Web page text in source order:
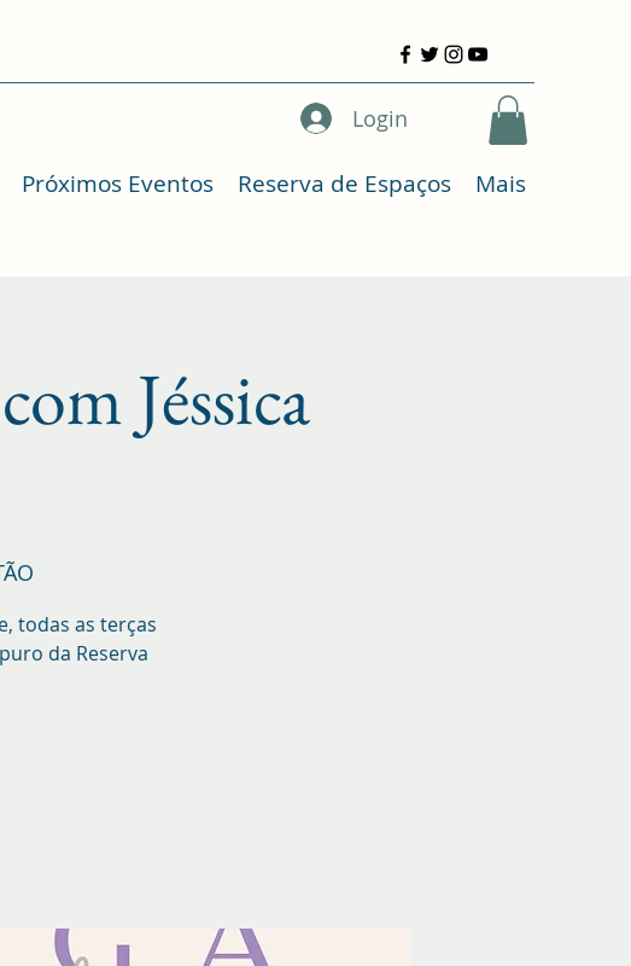
Login
Próximos Eventos Reserva de Espaços Mais
Jéssica
todas as terças
da Reserva